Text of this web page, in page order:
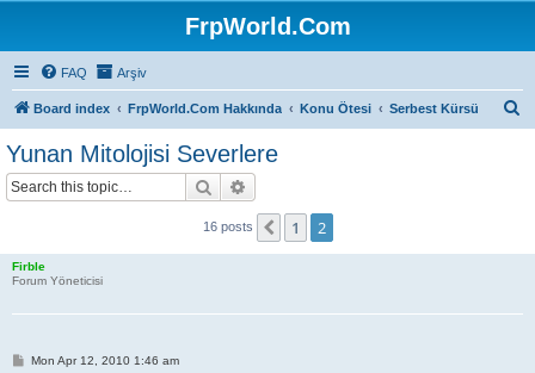
FrpWorld.Com
FAQ Arşiv
Board index FrpWorld.Com Hakkında Konu Ötesi Serbest Kürsü
Yunan Mitolojisi Severlere
Search
16 posts Previous
1 2
Firble
Forum Yöneticisi
PMon Apr 12, 2010 1:46 am